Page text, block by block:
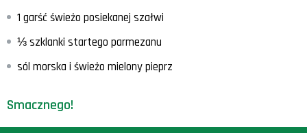
1 garść świeżo posiekanej szałwi
⅓ szklanki startego parmezanu
sól morska i świeżo mielony pieprz
Smacznego!